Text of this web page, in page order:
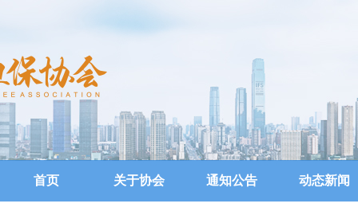
首页 关于协会 通知公告 动态新闻